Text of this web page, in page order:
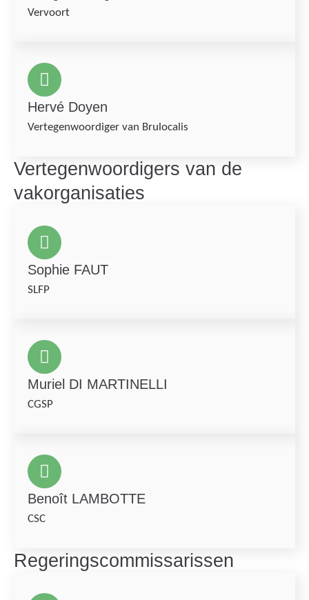
Vervoort
Hervé Doyen
Vertegenwoordiger van Brulocalis
Vertegenwoordigers van de
vakorganisaties
Sophie FAUT
SLFP
Muriel DI MARTINELLI
CGSP
Benoît LAMBOTTE
CSC
Regeringscommissarissen